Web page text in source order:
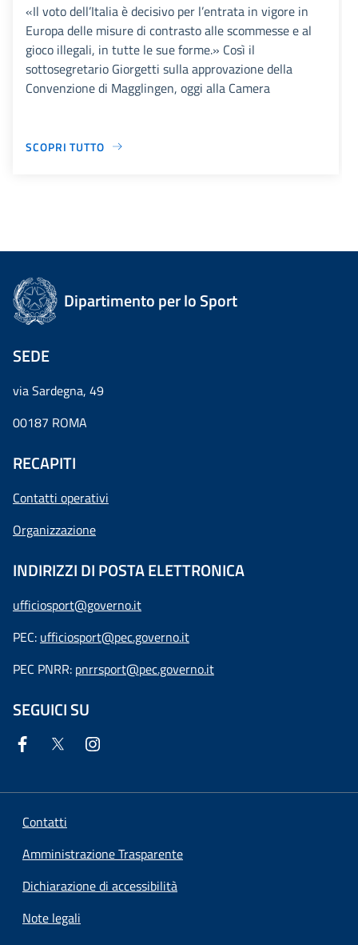
«Il voto dell’Italia è decisivo per l’entrata in vigore in
Europa delle misure di contrasto alle scommesse e al
gioco illegali, in tutte le sue forme.» Così il
sottosegretario Giorgetti sulla approvazione della
Convenzione di Magglingen, oggi alla Camera
SCOPRI TUTTO
Dipartimento per lo Sport
SEDE
via Sardegna, 49
00187 ROMA
RECAPITI
Contatti operativi
Organizzazione
INDIRIZZI DI POSTA ELETTRONICA
ufficiosport@governo.it
PEC: ufficiosport@pec.governo.it
PEC PNRR: pnrrsport@pec.governo.it
SEGUICI SU
Contatti
Amministrazione Trasparente
Dichiarazione di accessibilità
Note legali